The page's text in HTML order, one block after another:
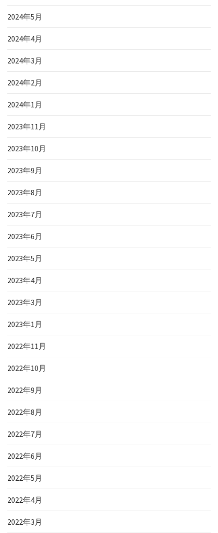
2024年5月
2024年4月
2024年3月
2024年2月
2024年1月
2023年11月
2023年10月
2023年9月
2023年8月
2023年7月
2023年6月
2023年5月
2023年4月
2023年3月
2023年1月
2022年11月
2022年10月
2022年9月
2022年8月
2022年7月
2022年6月
2022年5月
2022年4月
2022年3月